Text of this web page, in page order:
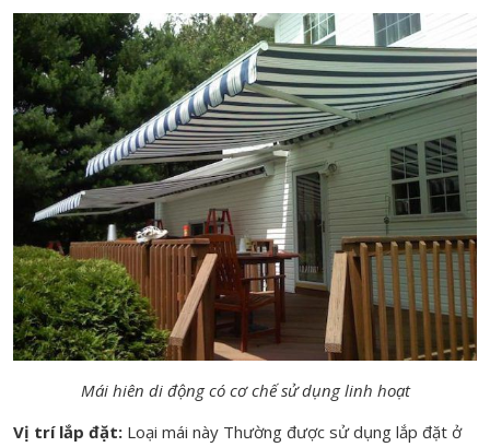
Mái hiên di động có cơ chế sử dụng linh hoạt
Vị trí lắp đặt: Loại mái này Thường được sử dụng lắp đặt ở